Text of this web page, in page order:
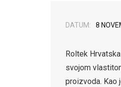
DATUM: 8
Roltek
svojom
proizvoda. Kao